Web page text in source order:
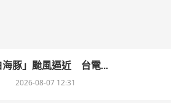
海豚」颱風逼近 台電...
2026-08-07 12:31